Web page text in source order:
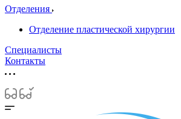
Отделения
Отделение пластической хирургии
Специалисты
Контакты